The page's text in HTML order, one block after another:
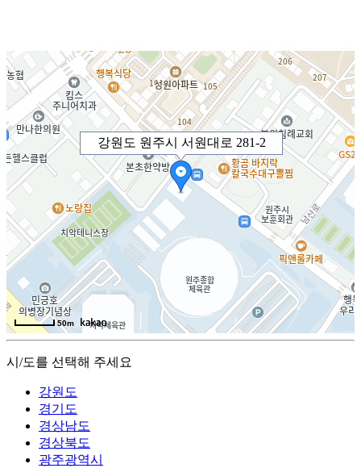
강원도 원주시 서원대로 281-2
50m
시/도를 선택해 주세요
강원도
경기도
경상남도
경상북도
광주광역시